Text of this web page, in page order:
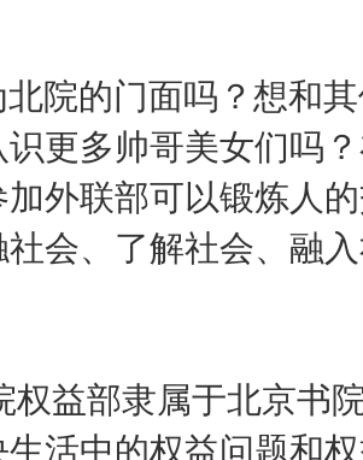
院的门面吗？想和
更多帅哥美女们吗
加外联部可以锻炼人
会、了解社会、融
权益部隶属于北京书
活中的权益问题和